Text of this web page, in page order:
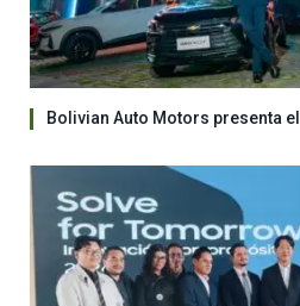
Bolivian Auto Motors presenta